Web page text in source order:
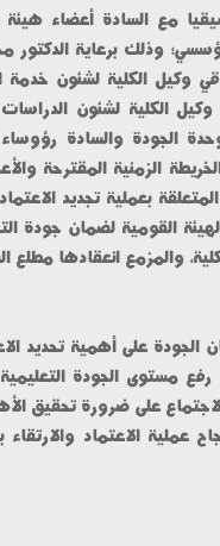
والمزمع انعقادها مطلع